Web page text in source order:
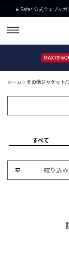
Safari公式ウェブマガ
ホーム その他ジャケット/
すべて
絞り込み